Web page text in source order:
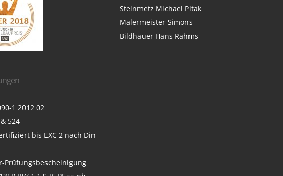
1 2012 02
524
bis EXC 2 nach Din
Prüfungsbescheinigung
Steinmetz Michael Pitak
Malermeister Simons
Bildhauer Hans Rahms